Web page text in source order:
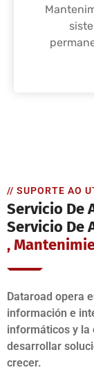
// SUPORTE AO
Servicio De
Servicio De
,
Dataroad opera
información e
informáticos y la
desarrollar
crecer.